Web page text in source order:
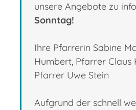
unsere Angebote zu
Sonntag!
Ihre Pfarrerin Sabine
Humbert, Pfarrer Claus
Pfarrer Uwe Stein
Aufgrund der schnell